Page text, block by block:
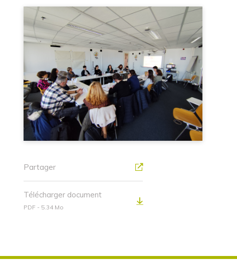
Partager
Télécharger document
PDF - 5.34 Mo